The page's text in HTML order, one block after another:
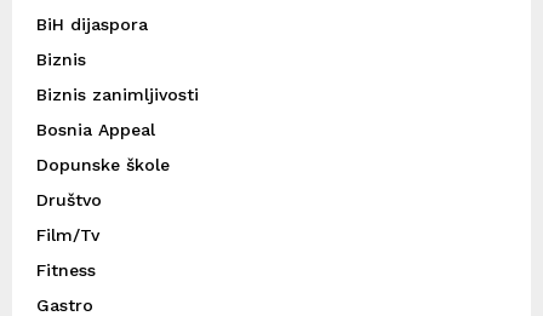
BiH dijaspora
Biznis
Biznis zanimljivosti
Bosnia Appeal
Dopunske škole
Društvo
Film/Tv
Fitness
Gastro